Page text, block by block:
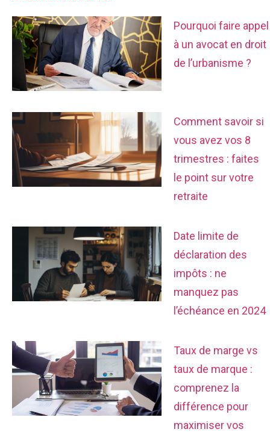
Pourquoi faire appel
à un avocat en droit
de l’urbanisme ?
Comment savoir si
vous avez vos 8
trimestres : faites
le point sur votre
retraite
Date limite de
déclaration des
impôts : ne
manquez pas
l’échéance en 2024
Taux de marge vs
taux de marque :
comprenez la
différence pour
maximiser vos